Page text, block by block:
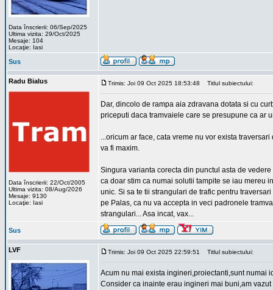
Data înscrierii: 06/Sep/2025
Ultima vizita: 29/Oct/2025
Mesaje: 104
Locaţie: Iasi
Sus
Radu Bialus
Data înscrierii: 22/Oct/2005
Ultima vizita: 08/Aug/2026
Mesaje: 9130
Locaţie: Iasi
Trimis: Joi 09 Oct 2025 18:53:48 Titlul subiectului:
Dar, dincolo de rampa aia zdravana dotata si cu
priceputi daca tramvaiele care se presupune ca ar
...oricum ar face, cata vreme nu vor exista
va fi maxim.
Singura varianta corecta din punctul asta de
ca doar stim ca numai solutii tampite se iau mereu
unic. Si sa te tii strangulari de trafic pentru
pe Palas, ca nu va accepta in veci padronele
strangulari... Asa incat, vax...
Sus
LVF Trimis: Joi 09 Oct 2025 22:59:51 Titlul subiectului:
Acum nu mai exista ingineri,proiectanti,sunt numai
Consider ca inainte erau ingineri mai buni,am